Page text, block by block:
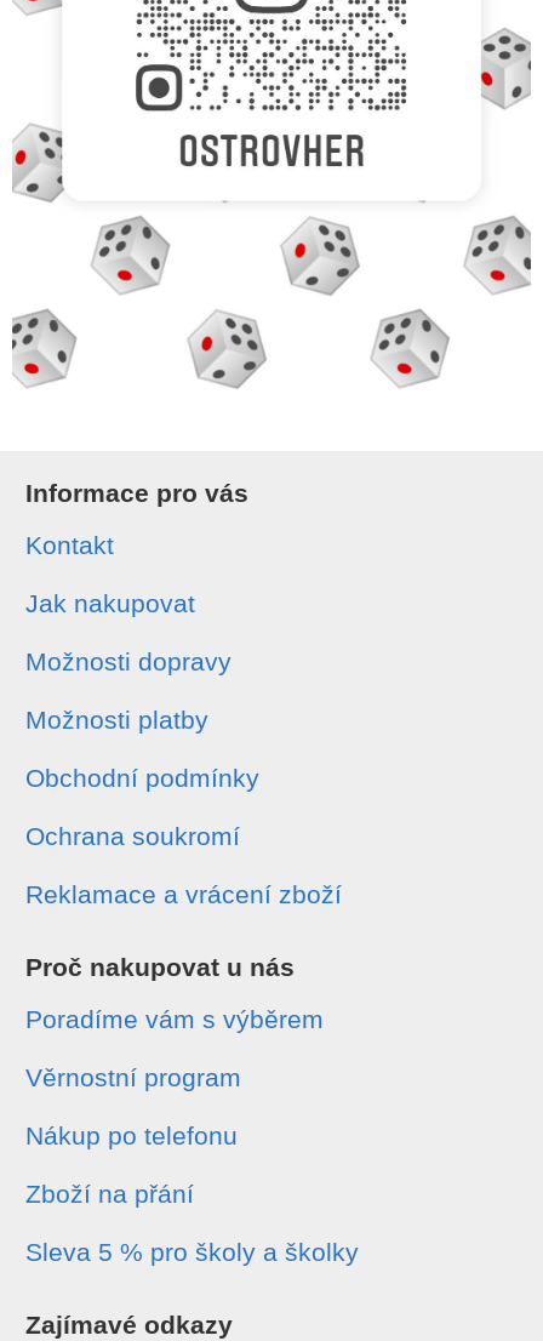
Informace pro vás
Kontakt
Jak nakupovat
Možnosti dopravy
Možnosti platby
Obchodní podmínky
Ochrana soukromí
Reklamace a vrácení zboží
Proč nakupovat u nás
Poradíme vám s výběrem
Věrnostní program
Nákup po telefonu
Zboží na přání
Sleva 5 % pro školy a školky
Zajímavé odkazy